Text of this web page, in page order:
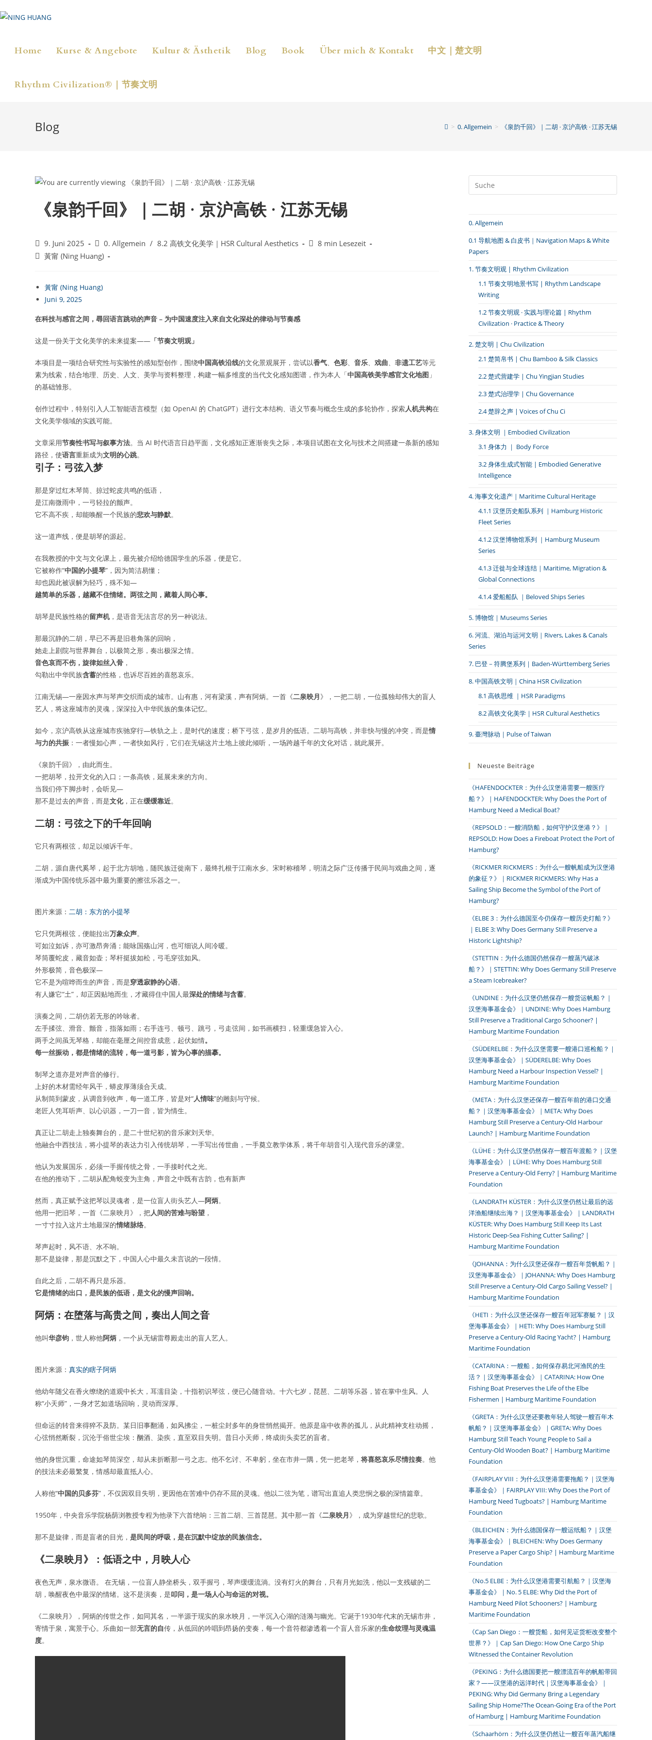
Inhalt
Home Kurse & Angebote Kultur & Ästhetik Blog Book Über mich & Kontakt 中文｜楚文明
Rhythm Civilization®｜节奏文明
Blog > 0. Allgemein > 《泉韵千回》｜二胡 · 京沪高铁 · 江苏无锡
《泉韵千回》｜二胡 · 京沪高铁 · 江苏无锡
Beitrag
veröffentlicht:
9. Juni 2025
Beitrags-
Kategorie:
0. Allgemein / 8.2 高铁文化美学｜HSR Cultural Aesthetics Lesedauer:
8 min Lesezeit
Beitrags-
黃甯 (Ning Huang)
黃甯 (Ning Huang)
Juni 9, 2025
在科技与感官之间，尋回语言跳动的声音 – 为中国速度注入來自文化深处的律动与节奏感
这是一份关于文化美学的未来提案—— 「节奏文明观」
本项目是一项结合研究性与实验性的感知型创作，围绕中国高铁沿线的文化景观展开，尝试以香气 色彩 音乐 戏曲 非遗工艺等元
素为线索，结合地理、历史、人文、美学与资料整理，构建一幅多维度的当代文化感知图谱，作为本人「中国高铁美学感官文化地图 」
的基础雏形。
创作过程中，特别引入人工智能语言模型（如 OpenAI 的 ChatGPT）进行文本结构、语义节奏与概念生成的多轮协作，探索人机共构在
文化美学领域的实践可能。
文章采用节奏性书写与叙事方法。当 AI 时代语言日趋平面，文化感知正逐渐丧失之际，本项目试图在文化与技术之间搭建一条新的感知
路径，使语言重新成为文明的心跳。
引子：弓弦入梦
那是穿过红木琴筒、掠过蛇皮共鸣的低语，
是江南微雨中，一弓轻拉的颤声。
它不高不疾，却能唤醒一个民族的悲欢与静默。
这一道声线，便是胡琴的源起。
在我教授的中文与文化课上，最先被介绍给德国学生的乐器，便是它。
它被称作“中国的小提琴”，因为简洁易懂；
却也因此被误解为轻巧，殊不知—
越简单的乐器，越藏不住情绪。两弦之间，藏着人间心事。
胡琴是民族性格的留声机，是语音无法言尽的另一种说法。
那最沉静的二胡，早已不再是旧巷角落的回响，
她走上剧院与世界舞台，以极简之形，奏出极深之情。
音色哀而不伤，旋律如丝入骨 ，
勾勒出中华民族含蓄的性格，也诉尽百姓的喜怒哀乐。
江南无锡—一座因水声与琴声交织而成的城市。山有惠，河有梁溪，声有阿炳。一首《二泉映月》，一把二胡，一位孤独却伟大的盲人
艺人，将这座城市的灵魂，深深拉入中华民族的集体记忆。
如今，京沪高铁从这座城市疾驰穿行—铁轨之上，是时代的速度；桥下弓弦，是岁月的低语。二胡与高铁，并非快与慢的冲突，而是情
与力的共振 ：一者慢如心声，一者快如风行，它们在无锡这片土地上彼此倾听，一场跨越千年的文化对话，就此展开。
《泉韵千回》，由此而生。
一把胡琴，拉开文化的入口；一条高铁，延展未来的方向。
当我们停下脚步时，会听见—
那不是过去的声音，而是文化，正在缓缓靠近。
二胡：弓弦之下的千年回响
它只有两根弦，却足以倾诉千年。
二胡，源自唐代奚琴，起于北方胡地，随民族迁徙南下，最终扎根于江南水乡。宋时称稽琴，明清之际广泛传播于民间与戏曲之间，逐
渐成为中国传统乐器中最为重要的擦弦乐器之一。
图片来源： 二胡：东方的小提琴
它只凭两根弦，便能拉出万象众声。
可如泣如诉，亦可激昂奔涌；能咏国殇山河，也可细说人间冷暖。
琴筒覆蛇皮，藏音如壶；琴杆挺拔如松，弓毛穿弦如风。
外形极简，音色极深—
它不是为喧哗而生的声音，而是穿透寂静的心语。
有人嫌它“土”，却正因贴地而生，才藏得住中国人最深处的情绪与含蓄。
演奏之间，二胡仿若无形的吟咏者。
左手揉弦、滑音、颤音，指落如雨；右手连弓、顿弓、跳弓，弓走弦间，如书画横扫，轻重缓急皆入心。
两手之间虽无琴格，却能在毫厘之间控音成意，起伏如情。
每一丝振动，都是情绪的流转，每一道弓影，皆为心事的描摹。
制琴之道亦是对声音的修行。
上好的木材需经年风干，蟒皮厚薄须合天成。
从制筒到蒙皮，从调音到收声，每一道工序，皆是对“人情味”的雕刻与守候。
老匠人凭耳听声、以心识器，一刀一音，皆为情生。
真正让二胡走上独奏舞台的，是二十世纪初的音乐家刘天华。
他融合中西技法，将小提琴的表达力引入传统胡琴，一手写出传世曲，一手奠立教学体系，将千年胡音引入现代音乐的课堂。
他认为发展国乐，必须一手握传统之骨，一手接时代之光。
在他的推动下，二胡从配角蜕变为主角，声音之中既有古韵，也有新声
然而，真正赋予这把琴以灵魂者，是一位盲人街头艺人—阿炳。
他用一把旧琴，一首《二泉映月》，把人间的苦难与盼望 ，
一寸寸拉入这片土地最深的情绪脉络。
琴声起时，风不语、水不响。
那不是旋律，那是沉默之下，中国人心中最久未言说的一段情。
自此之后，二胡不再只是乐器。
它是情绪的出口，是民族的低语，是文化的慢声回响。
阿炳：在堕落与高贵之间，奏出人间之音
他叫华彦钧 ，世人称他阿炳 ，一个从无锡雷尊殿走出的盲人艺人。
图片来源： 真实的瞎子阿炳
他幼年随父在香火缭绕的道观中长大，耳濡目染，十指初识琴弦，便已心随音动。十六七岁，琵琶、二胡等乐器，皆在掌中生风。人
称“小天师”，一身才艺如道场回响，灵动而深厚。
但命运的转音来得猝不及防。某日旧事翻涌，如风拂尘，一桩尘封多年的身世悄然揭开。他原是庙中收养的孤儿，从此精神支柱动摇，
心弦悄然断裂，沉沦于俗世尘埃：酗酒、染疾，直至双目失明。昔日小天师，终成街头卖艺的盲者。
他的身世沉重，命途如琴筒深空，却从未折断那一弓之志。他不乞讨、不卑躬，坐在市井一隅，凭一把老琴， 将喜怒哀乐尽情拉奏。他
的技法未必最繁复，情感却最直抵人心。
人称他“中国的贝多芬”，不仅因双目失明，更因他在苦难中仍存不屈的灵魂。他以二弦为笔，谱写出直追人类悲悯之极的深情篇章。
1950年，中央音乐学院杨荫浏教授专程为他录下六首绝响：三首二胡、三首琵琶。其中那一首《二泉映月》，成为穿越世纪的悲歌。
那不是旋律，而是盲者的目光， 是民间的呼吸，是在沉默中绽放的民族信念。
《二泉映月》：低语之中，月映人心
夜色无声，泉水微语。 在无锡，一位盲人静坐桥头，双手握弓，琴声缓缓流淌。没有灯火的舞台，只有月光如洗，他以一支残破的二
胡，唤醒夜色中最深的情绪。这不是演奏，是叩问，是一场人心与命运的对视。
《二泉映月》，阿炳的传世之作，如同其名，一半源于现实的泉水映月，一半沉入心湖的涟漪与幽光。它诞于1930年代末的无锡市井，
寄情于泉，寓景于心。乐曲如一部无言的自传，从低回的吟唱到昂扬的变奏，每一个音符都渗透着一个盲人音乐家的生命纹理与灵魂温
度。
0. Allgemein
0.1 导航地图 & 白皮书｜Navigation Maps & White
Papers
1. 节奏文明观 | Rhythm Civilization
1.1 节奏文明地景书写 | Rhythm Landscape
Writing
1.2 节奏文明观 · 实践与理论篇 | Rhythm
Civilization · Practice & Theory
2. 楚文明 | Chu Civilization
2.1 楚简帛书 | Chu Bamboo & Silk Classics
2.2 楚式营建学 | Chu Yingjian Studies
2.3 楚式治理学 | Chu Governance
2.4 楚辞之声 | Voices of Chu Ci
3. 身体文明 ｜Embodied Civilization
3.1 身体力 ｜ Body Force
3.2 身体生成式智能 | Embodied Generative
Intelligence
4. 海事文化遗产｜Maritime Cultural Heritage
4.1.1 汉堡历史船队系列 ｜Hamburg Historic
Fleet Series
4.1.2 汉堡博物馆系列 ｜Hamburg Museum
Series
4.1.3 迁徙与全球连结｜Maritime, Migration &
Global Connections
4.1.4 爱船船队 ｜Beloved Ships Series
5. 博物馆｜Museums Series
6. 河流、湖泊与运河文明｜Rivers, Lakes & Canals
Series
7. 巴登－符腾堡系列｜Baden-Württemberg Series
8. 中国高铁文明｜China HSR Civilization
8.1 高铁思维 ｜HSR Paradigms
8.2 高铁文化美学｜HSR Cultural Aesthetics
9. 臺灣脉动｜Pulse of Taiwan
Neueste Beiträge
《HAFENDOCKTER：为什么汉堡港需要一艘医疗
船？》｜HAFENDOCKTER: Why Does the Port of
Hamburg Need a Medical Boat?
《REPSOLD：一艘消防船，如何守护汉堡港？》｜
REPSOLD: How Does a Fireboat Protect the Port of
Hamburg?
《RICKMER RICKMERS：为什么一艘帆船成为汉堡港
的象征？》｜RICKMER RICKMERS: Why Has a
Sailing Ship Become the Symbol of the Port of
Hamburg?
《ELBE 3：为什么德国至今仍保存一艘历史灯船？》
｜ELBE 3: Why Does Germany Still Preserve a
Historic Lightship?
《STETTIN：为什么德国仍然保存一艘蒸汽破冰
船？》｜STETTIN: Why Does Germany Still Preserve
a Steam Icebreaker?
《UNDINE：为什么汉堡仍然保存一艘货运帆船？｜
汉堡海事基金会》｜UNDINE: Why Does Hamburg
Still Preserve a Traditional Cargo Schooner? |
Hamburg Maritime Foundation
《SÜDERELBE：为什么汉堡需要一艘港口巡检船？｜
汉堡海事基金会》｜SÜDERELBE: Why Does
Hamburg Need a Harbour Inspection Vessel? |
Hamburg Maritime Foundation
《META：为什么汉堡还保存一艘百年前的港口交通
船？｜汉堡海事基金会》｜META: Why Does
Hamburg Still Preserve a Century-Old Harbour
Launch? | Hamburg Maritime Foundation
《LÜHE：为什么汉堡仍然保存一艘百年渡船？｜汉堡
海事基金会》｜LÜHE: Why Does Hamburg Still
Preserve a Century-Old Ferry? | Hamburg Maritime
Foundation
《LANDRATH KÜSTER：为什么汉堡仍然让最后的远
洋渔船继续出海？｜汉堡海事基金会》｜LANDRATH
KÜSTER: Why Does Hamburg Still Keep Its Last
Historic Deep-Sea Fishing Cutter Sailing? |
Hamburg Maritime Foundation
《JOHANNA：为什么汉堡还保存一艘百年货帆船？｜
汉堡海事基金会》｜JOHANNA: Why Does Hamburg
Still Preserve a Century-Old Cargo Sailing Vessel? |
Hamburg Maritime Foundation
《HETI：为什么汉堡还保存一艘百年冠军赛艇？｜汉
堡海事基金会》｜HETI: Why Does Hamburg Still
Preserve a Century-Old Racing Yacht? | Hamburg
Maritime Foundation
《CATARINA：一艘船，如何保存易北河渔民的生
活？｜汉堡海事基金会》｜CATARINA: How One
Fishing Boat Preserves the Life of the Elbe
Fishermen | Hamburg Maritime Foundation
《GRETA：为什么汉堡还要教年轻人驾驶一艘百年木
帆船？｜汉堡海事基金会》｜GRETA: Why Does
Hamburg Still Teach Young People to Sail a
Century-Old Wooden Boat? | Hamburg Maritime
Foundation
《FAIRPLAY VIII：为什么汉堡港需要拖船？｜汉堡海
事基金会》｜FAIRPLAY VIII: Why Does the Port of
Hamburg Need Tugboats? | Hamburg Maritime
Foundation
《BLEICHEN：为什么德国保存一艘运纸船？｜汉堡
海事基金会》｜BLEICHEN: Why Does Germany
Preserve a Paper Cargo Ship? | Hamburg Maritime
Foundation
《No.5 ELBE：为什么汉堡港需要引航船？｜汉堡海
事基金会》｜No. 5 ELBE: Why Did the Port of
Hamburg Need Pilot Schooners? | Hamburg
Maritime Foundation
《Cap San Diego：一艘货船，如何见证货柜改变整个
世界？》｜Cap San Diego: How One Cargo Ship
Witnessed the Container Revolution
《PEKING：为什么德国要把一艘漂流百年的帆船带回
家？——汉堡港的远洋时代｜汉堡海事基金会》｜
PEKING: Why Did Germany Bring a Legendary
Sailing Ship Home?The Ocean-Going Era of the Port
of Hamburg | Hamburg Maritime Foundation
《Schaarhörn：为什么汉堡仍然让一艘百年蒸汽船继